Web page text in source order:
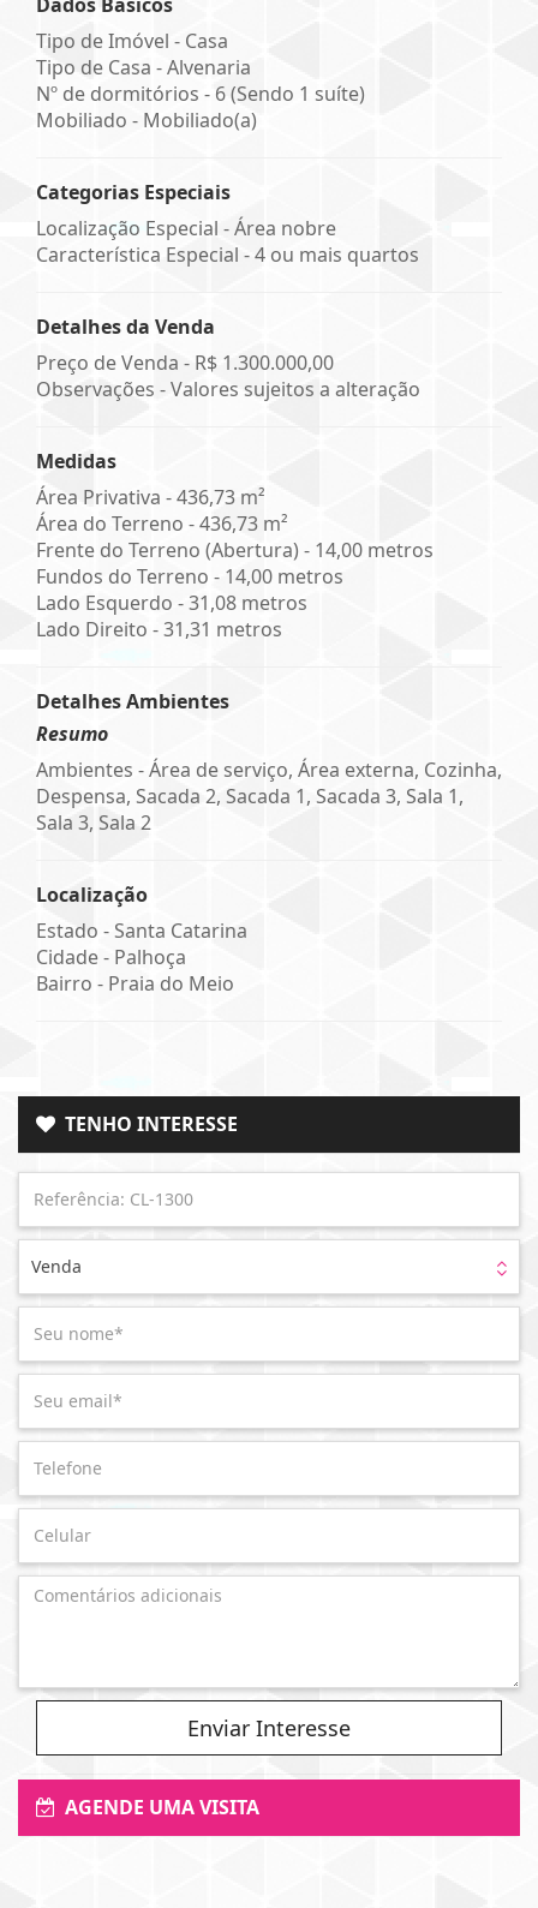
Tipo de Imóvel - Casa
Tipo de Casa - Alvenaria
Nº de dormitórios - 6 (Sendo 1 suíte)
Mobiliado - Mobiliado(a)
Categorias Especiais
Localização Especial - Área nobre
Característica Especial - 4 ou mais quartos
Detalhes da Venda
Preço de Venda - R$ 1.300.000,00
Observações - Valores sujeitos a alteração
Medidas
Área Privativa - 436,73 m²
Área do Terreno - 436,73 m²
Frente do Terreno (Abertura) - 14,00 metros
Fundos do Terreno - 14,00 metros
Lado Esquerdo - 31,08 metros
Lado Direito - 31,31 metros
Detalhes Ambientes
Resumo
Ambientes - Área de serviço, Área externa, Cozinha,
Despensa, Sacada 2, Sacada 1, Sacada 3, Sala 1,
Sala 3, Sala 2
Localização
Estado -Santa Catarina
Cidade - Palhoça
Bairro - Praia do Meio
TENHO INTERESSE
Venda
Enviar Interesse
AGENDE UMA VISITA